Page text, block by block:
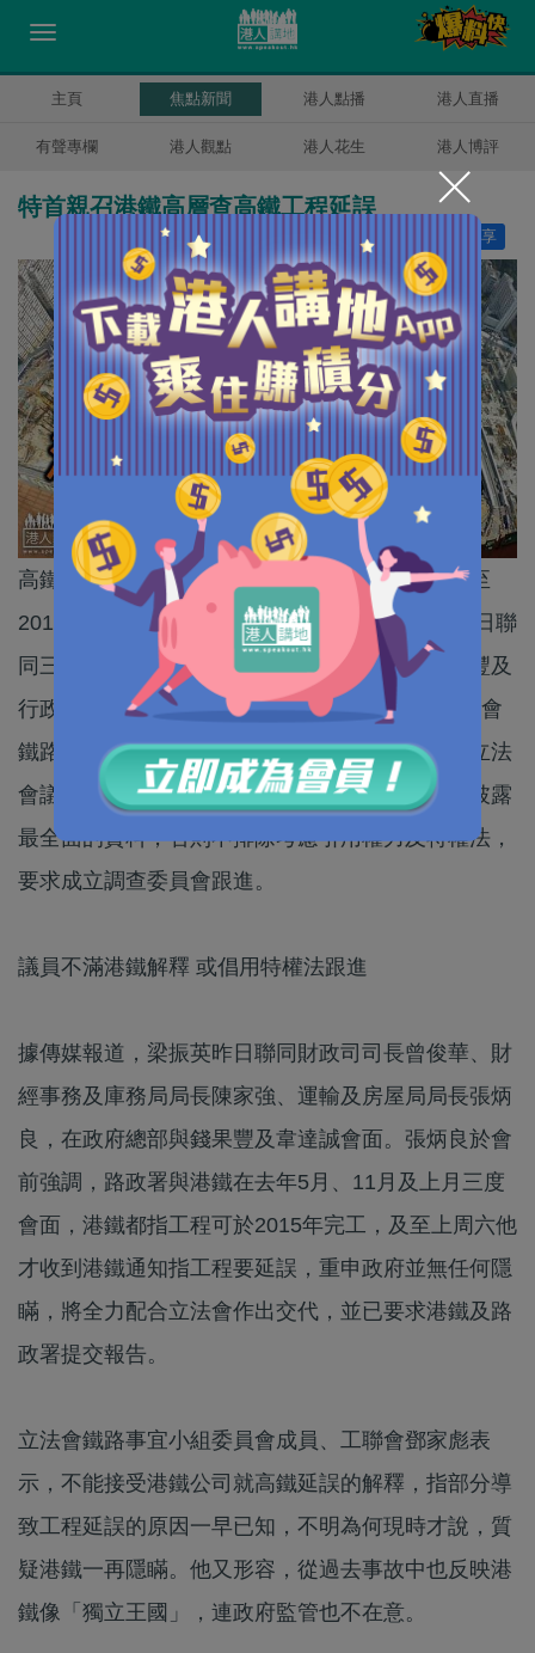
主頁 焦點新聞 港人點播 港人直播
有聲專欄 港人觀點 港人花生 港人博評
特首親召港鐵高層查高鐵工程延誤
分享
高鐵香港段工程延誤最少九個月，通車時間延遲至
2017年，政府對此高度關注。行政長官梁振英昨日聯
同三位司局長官員，在政府總部與港鐵主席錢果豐及
行政總裁韋達誠會面，要求港鐵在下月5日的立法會
鐵路事宜小組會議上，全面交代及評估事件。有立法
會議員質疑港鐵隱瞞事件，促請港鐵在立法會上披露
最全面的資料，否則不排除考慮引用權力及特權法，
要求成立調查委員會跟進。
議員不滿港鐵解釋 或倡用特權法跟進
據傳媒報道，梁振英昨日聯同財政司司長曾俊華、財
經事務及庫務局局長陳家強、運輸及房屋局局長張炳
良，在政府總部與錢果豐及韋達誠會面。張炳良於會
前強調，路政署與港鐵在去年5月、11月及上月三度
會面，港鐵都指工程可於2015年完工，及至上周六他
才收到港鐵通知指工程要延誤，重申政府並無任何隱
瞞，將全力配合立法會作出交代，並已要求港鐵及路
政署提交報告。
立法會鐵路事宜小組委員會成員、工聯會鄧家彪表
示，不能接受港鐵公司就高鐵延誤的解釋，指部分導
致工程延誤的原因一早已知，不明為何現時才說，質
疑港鐵一再隱瞞。他又形容，從過去事故中也反映港
鐵像「獨立王國」，連政府監管也不在意。